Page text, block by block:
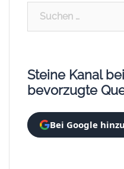
Steine Kanal
bevorzugte
Bei Google